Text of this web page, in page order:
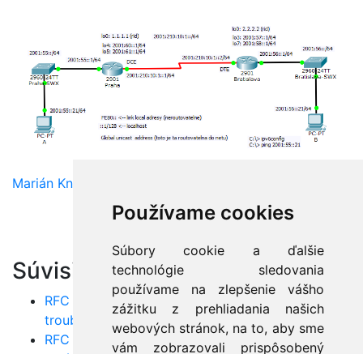
Používame cookies
Súbory cookie a ďalšie
technológie sledovania
používame na zlepšenie vášho
zážitku z prehliadania našich
webových stránok, na to, aby sme
vám zobrazovali prispôsobený
Marián Knězek
Súvisiace články:
RFC 4443: ICMPv6 – Životne dôležité pre IPv6
troubleshooting
RFC 3411: SNMPv3 – Monitorovanie a manažment